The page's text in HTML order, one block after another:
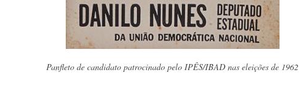
Panfleto de candidato patrocinado pelo IPÊS/IBAD nas eleições de 1962